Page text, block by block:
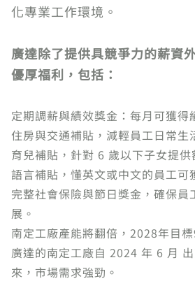
化專業工作環境。
廣達除了提供具競爭力的薪資
優厚福利，包括：
定期調薪與績效獎金：每月可獲得
住房與交通補貼，減輕員工日常生
育兒補貼，針對 6 歲以下子女提供
語言補貼，懂英文或中文的員工可
完整社會保險與節日獎金，確保員
展。
南定工廠產能將翻倍，2028年目
廣達的南定工廠自 2024 年 6 月
來，市場需求強勁。